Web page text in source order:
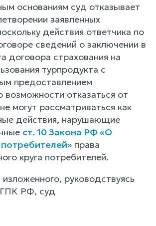
основаниям суд отказывает
заявленных
действия ответчика по
сведений о заключении в
договора страхования на
турпродукта с
предоставлением
отказаться от
могут рассматриваться как
действия, нарушающие
ст. 10 Закона РФ «О
» права
круга потребителей.
руководствуясь
ГПК РФ, суд